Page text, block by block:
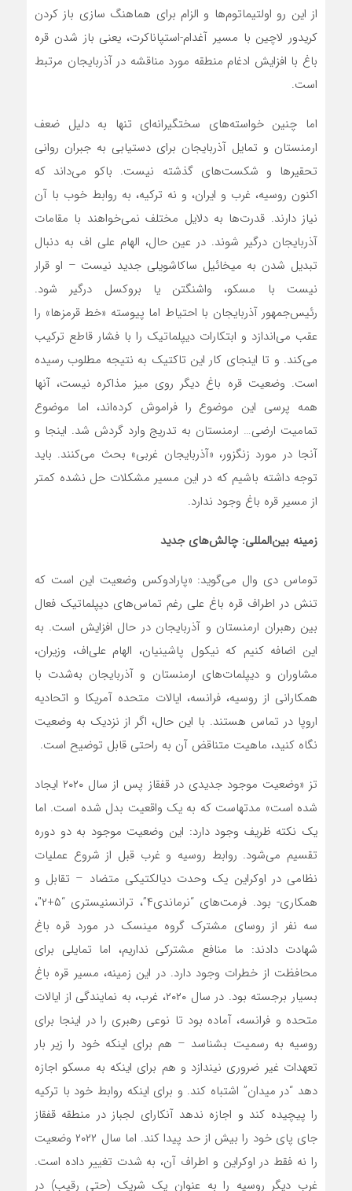
از این رو اولتیماتوم‌ها و الزام برای هماهنگ سازی باز کردن
کریدور لاچین با مسیر آغدام-استپاناکرت، یعنی باز شدن قره
باغ با افزایش ادغام منطقه مورد مناقشه در آذربایجان مرتبط
است.
اما چنین خواسته‌های سختگیرانه‌ای تنها به دلیل ضعف
ارمنستان و تمایل آذربایجان برای دستیابی به جبران روانی
تحقیرها و شکست‌های گذشته نیست. باکو می‌داند که
اکنون روسیه، غرب و ایران، و نه ترکیه، به روابط خوب با آن
نیاز دارند. قدرت‌ها به دلایل مختلف‌ نمی‌خواهند با مقامات
آذربایجان درگیر شوند. در عین حال، الهام علی اف به دنبال
تبدیل شدن به میخائیل ساکاشویلی جدید نیست – او قرار
نیست با مسکو، واشنگتن یا بروکسل درگیر شود.
رئیس‌جمهور آذربایجان با احتیاط اما پیوسته «خط قرمزها» را
عقب می‌اندازد و ابتکارات دیپلماتیک را با فشار قاطع ترکیب
می‌کند. و تا اینجای کار این تاکتیک به نتیجه مطلوب رسیده
است. وضعیت قره باغ دیگر روی میز مذاکره نیست، آنها
همه پرسی این موضوع را فراموش کرده‌اند، اما موضوع
تمامیت ارضی… ارمنستان به تدریج وارد گردش شد. اینجا و
آنجا در مورد زنگزور، «آذربایجان غربی» بحث‌ می‌کنند. باید
توجه داشته باشیم که در این مسیر مشکلات حل نشده کمتر
از مسیر قره باغ وجود ندارد.
زمینه بینالمللی: چالش‌های جدید
توماس دی وال‌ می‌گوید: «پارادوکس وضعیت این است که
تنش در اطراف قره باغ علی رغم تماس‌های دیپلماتیک فعال
بین رهبران ارمنستان و آذربایجان در حال افزایش است. به
این اضافه کنیم که نیکول پاشینیان، الهام علی‌اف، وزیران،
مشاوران و دیپلمات‌های ارمنستان و آذربایجان به‌شدت با
همکارانی از روسیه، فرانسه، ایالات متحده آمریکا و اتحادیه
اروپا در تماس هستند. با این حال، اگر از نزدیک به وضعیت
نگاه کنید، ماهیت متناقض آن به راحتی قابل توضیح است.
تز «وضعیت موجود جدیدی در قفقاز پس از سال ۲۰۲۰ ایجاد
شده است» مدتهاست که به یک واقعیت بدل شده است. اما
یک نکته ظریف وجود دارد: این وضعیت موجود به دو دوره
تقسیم‌ می‌شود. روابط روسیه و غرب قبل از شروع عملیات
نظامی در اوکراین یک وحدت دیالکتیکی متضاد – تقابل و
همکاری- بود. فرمت‌های “نرماندی۴”، ترانسنیستری “۵+۲″،
سه نفر از روسای مشترک گروه مینسک در مورد قره باغ
شهادت دادند: ما منافع مشترکی نداریم، اما تمایلی برای
محافظت از خطرات وجود دارد. در این زمینه، مسیر قره باغ
بسیار برجسته بود. در سال ۲۰۲۰، غرب، به نمایندگی از ایالات
متحده و فرانسه، آماده بود تا نوعی رهبری را در اینجا برای
روسیه به رسمیت بشناسد – هم برای اینکه خود را زیر بار
تعهدات غیر ضروری نیندازد و هم برای اینکه به مسکو اجازه
دهد “در میدان” اشتباه کند. و برای اینکه روابط خود با ترکیه
را پیچیده کند و اجازه ندهد آنکارای لجباز در منطقه قفقاز
جای پای خود را بیش از حد پیدا کند. اما سال ۲۰۲۲ وضعیت
را نه فقط در اوکراین و اطراف آن، به شدت تغییر داده است.
غرب دیگر روسیه را به عنوان یک شریک (حتی رقیب) در